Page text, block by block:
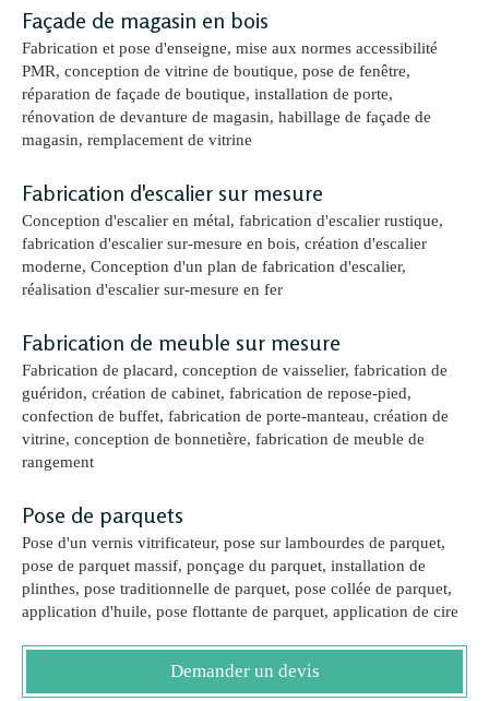
Façade de magasin en bois
Fabrication et pose d'enseigne, mise aux normes accessibilité
PMR, conception de vitrine de boutique, pose de fenêtre,
réparation de façade de boutique, installation de porte,
rénovation de devanture de magasin, habillage de façade de
magasin, remplacement de vitrine
Fabrication d'escalier sur mesure
Conception d'escalier en métal, fabrication d'escalier rustique,
fabrication d'escalier sur-mesure en bois, création d'escalier
moderne, Conception d'un plan de fabrication d'escalier,
réalisation d'escalier sur-mesure en fer
Fabrication de meuble sur mesure
Fabrication de placard, conception de vaisselier, fabrication de
guéridon, création de cabinet, fabrication de repose-pied,
confection de buffet, fabrication de porte-manteau, création de
vitrine, conception de bonnetière, fabrication de meuble de
rangement
Pose de parquets
Pose d'un vernis vitrificateur, pose sur lambourdes de parquet,
pose de parquet massif, ponçage du parquet, installation de
plinthes, pose traditionnelle de parquet, pose collée de parquet,
application d'huile, pose flottante de parquet, application de cire
Demander un devis